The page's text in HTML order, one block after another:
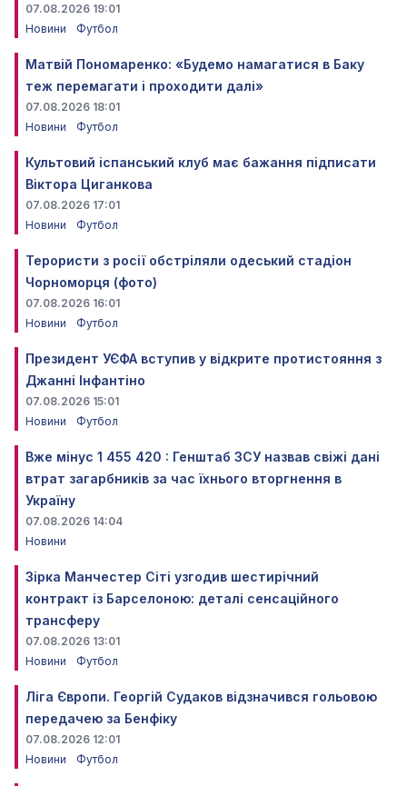
07.08.2026 19:01
Новини
Футбол
Матвій Пономаренко: «Будемо намагатися в Баку
теж перемагати і проходити далі»
07.08.2026 18:01
Новини
Футбол
Культовий іспанський клуб має бажання підписати
Віктора Циганкова
07.08.2026 17:01
Новини
Футбол
Терористи з росії обстріляли одеський стадіон
Чорноморця (фото)
07.08.2026 16:01
Новини
Футбол
Президент УЄФА вступив у відкрите протистояння з
Джанні Інфантіно
07.08.2026 15:01
Новини
Футбол
Вже мінус 1 455 420 : Генштаб ЗСУ назвав свіжі дані
втрат загарбників за час їхнього вторгнення в
Україну
07.08.2026 14:04
Новини
Зірка Манчестер Сіті узгодив шестирічний
контракт із Барселоною: деталі сенсаційного
трансферу
07.08.2026 13:01
Новини
Футбол
Ліга Європи. Георгій Судаков відзначився гольовою
передачею за Бенфіку
07.08.2026 12:01
Новини
Футбол